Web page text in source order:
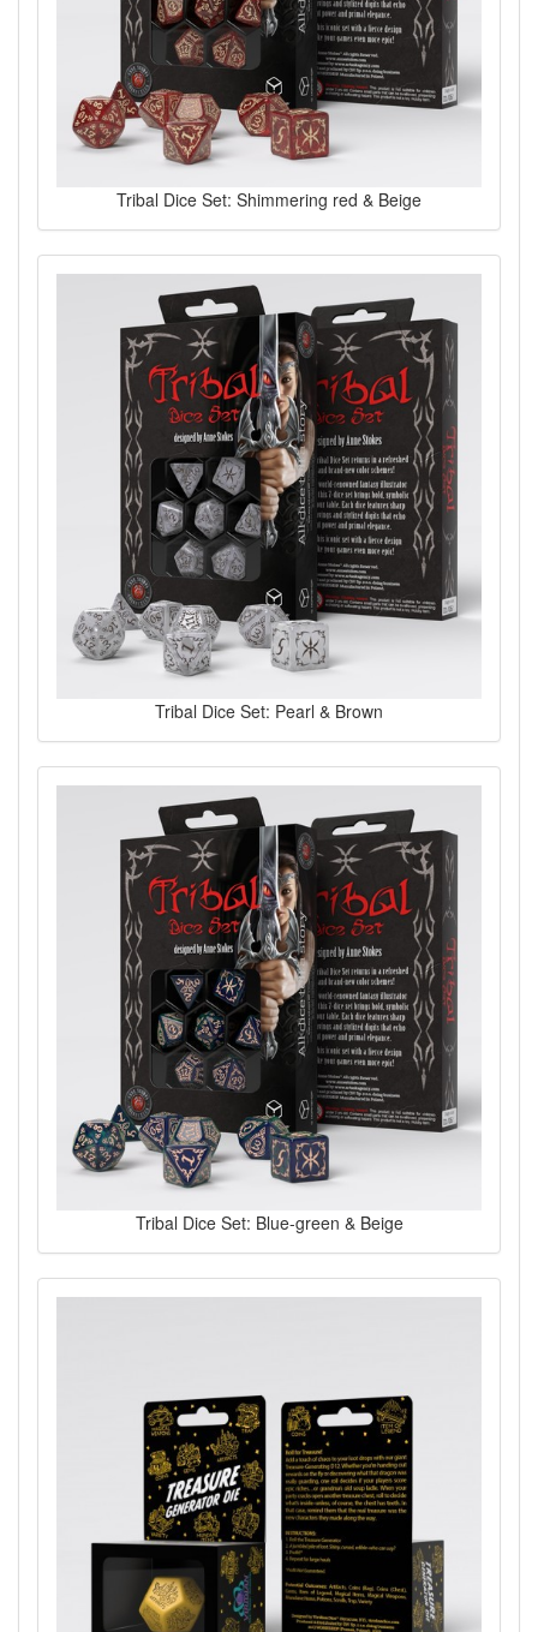
Tribal Dice Set: Shimmering red & Beige
Tribal Dice Set: Pearl & Brown
Tribal Dice Set: Blue-green & Beige